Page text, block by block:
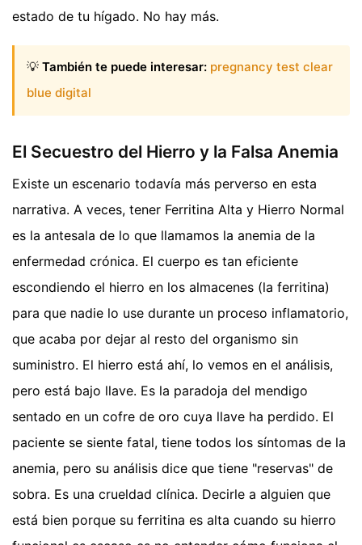
estado de tu hígado. No hay más.
💡 También te puede interesar: pregnancy test clear
blue digital
El Secuestro del Hierro y la Falsa Anemia
Existe un escenario todavía más perverso en esta
narrativa. A veces, tener Ferritina Alta y Hierro Normal
es la antesala de lo que llamamos la anemia de la
enfermedad crónica. El cuerpo es tan eficiente
escondiendo el hierro en los almacenes (la ferritina)
para que nadie lo use durante un proceso inflamatorio,
que acaba por dejar al resto del organismo sin
suministro. El hierro está ahí, lo vemos en el análisis,
pero está bajo llave. Es la paradoja del mendigo
sentado en un cofre de oro cuya llave ha perdido. El
paciente se siente fatal, tiene todos los síntomas de la
anemia, pero su análisis dice que tiene "reservas" de
sobra. Es una crueldad clínica. Decirle a alguien que
está bien porque su ferritina es alta cuando su hierro